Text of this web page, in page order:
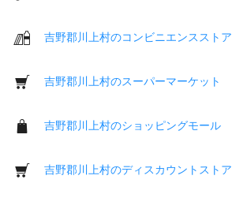
吉野郡川上村のコンビニエンスストア
吉野郡川上村のスーパーマーケット
吉野郡川上村のショッピングモール
吉野郡川上村のディスカウントストア